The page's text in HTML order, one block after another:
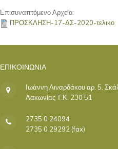
Επισυναπτόμενο Αρχείο:
ΠΡΟΣΚΛΗΣΗ-17-ΔΣ-2020-τελικο
ΕΠΙΚΟΙΝΩΝΊΑ
Ιωάννη Λιναρδάκου αρ. 5,
Λακωνίας Τ.Κ. 230 51
2735 0 24094
2735 0 29292 (fax)